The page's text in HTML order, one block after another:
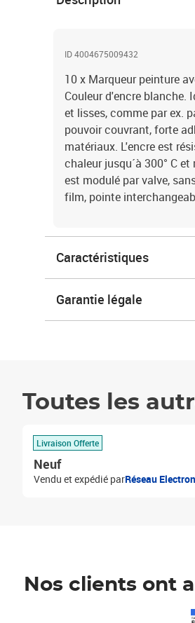
ID 4004675009432
10 x Marqueur peinture
Couleur d'encre blanche.
et lisses, comme par ex.
pouvoir couvrant, forte
matériaux. L'encre est
chaleur jusqu´à 300° C
est modulé par valve,
film, pointe
Caractéristiques
Garantie légale
Toutes les
Livraison Offerte
Neuf
Vendu et expédié parRéseau
Nos clients ont